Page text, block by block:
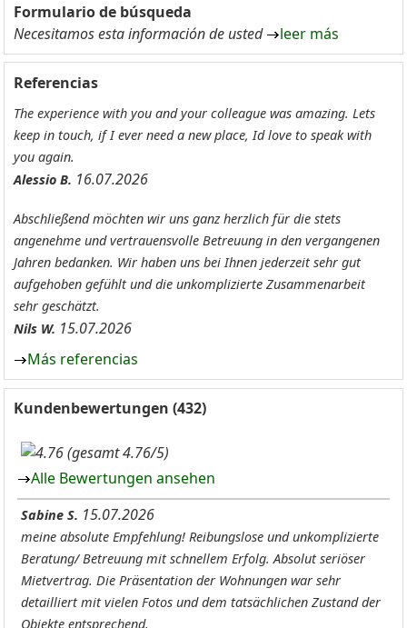
Formulario de búsqueda
Necesitamos esta información de usted
leer más
Referencias
The experience with you and your colleague was amazing. Lets
keep in touch, if I ever need a new place, Id love to speak with
you again.
Alessio B. 16.07.2026
Abschließend möchten wir uns ganz herzlich für die stets
angenehme und vertrauensvolle Betreuung in den vergangenen
Jahren bedanken. Wir haben uns bei Ihnen jederzeit sehr gut
aufgehoben gefühlt und die unkomplizierte Zusammenarbeit
sehr geschätzt.
Nils W. 15.07.2026
Más referencias
Kundenbewertungen (432)
(gesamt 4.76/5)
Alle Bewertungen ansehen
Sabine S. 15.07.2026
meine absolute Empfehlung! Reibungslose und unkomplizierte
Beratung/ Betreuung mit schnellem Erfolg. Absolut seriöser
Mietvertrag. Die Präsentation der Wohnungen war sehr
detailliert mit vielen Fotos und dem tatsächlichen Zustand der
Objekte entsprechend.